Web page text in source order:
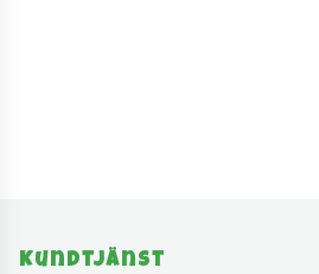
Kundtjänst